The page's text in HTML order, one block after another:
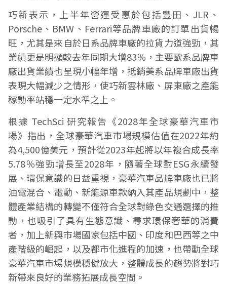
巧新表示，上半年營運受惠於包括豐田、JLR、
Porsche、BMW、Ferrari等品牌車廠的訂單出貨暢
旺，尤其是來自於日系品牌車廠的拉貨力道強勁，其
業績更是明顯較去年同期大增83％，主要歐系品牌車
廠出貨業績也呈現小幅年增，抵銷美系品牌車廠出貨
表現大幅減少之情形，使巧新雲林廠、屏東廠之產能
稼動率站穩一定水準之上。
根據 TechSci 研究報告《2028年全球豪華汽車市
場》指出，全球豪華汽車市場規模估值在2022年約
為4,500億美元，預計從2023年起將以年複合成長率
5.78％強勁增長至2028年，隨著全球對ESG永續發
展、環保意識的日益重視，豪華汽車品牌車廠也已將
油電混合、電動、新能源車款納入其產品規劃中，整
體產業結構的轉變不僅符合全球對綠色交通選擇的推
動，也吸引了具有生態意識、尋求環保奢華的消費
者，加上新興市場國家包括中國、印度和巴西等之中
產階級的崛起，以及都市化進程的加速，也帶動全球
豪華汽車市場規模穩健放大，整體成長的趨勢將對巧
新帶來良好的業務拓展成長空間。